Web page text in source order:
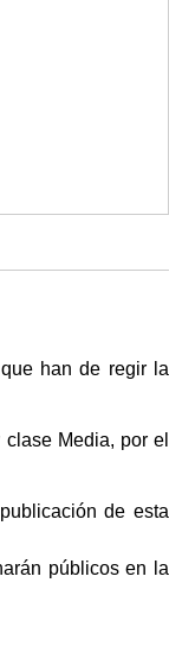
han de regir la
Media, por el
de esta
públicos en la